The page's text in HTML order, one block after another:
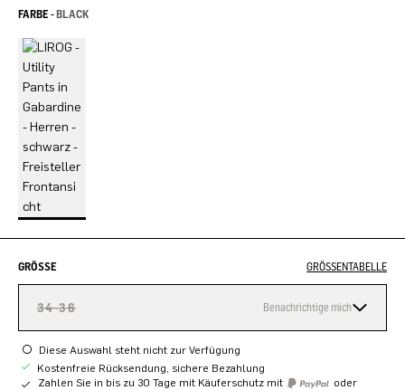
FARBE -BLACK
GRÖSSE GRÖSSENTABELLE
34-36 Benachrichtige mich
Diese Auswahl steht nicht zur Verfügung
Kostenfreie Rücksendung, sichere Bezahlung
Zahlen Sie in bis zu 30 Tage mit Käuferschutz mit
oder